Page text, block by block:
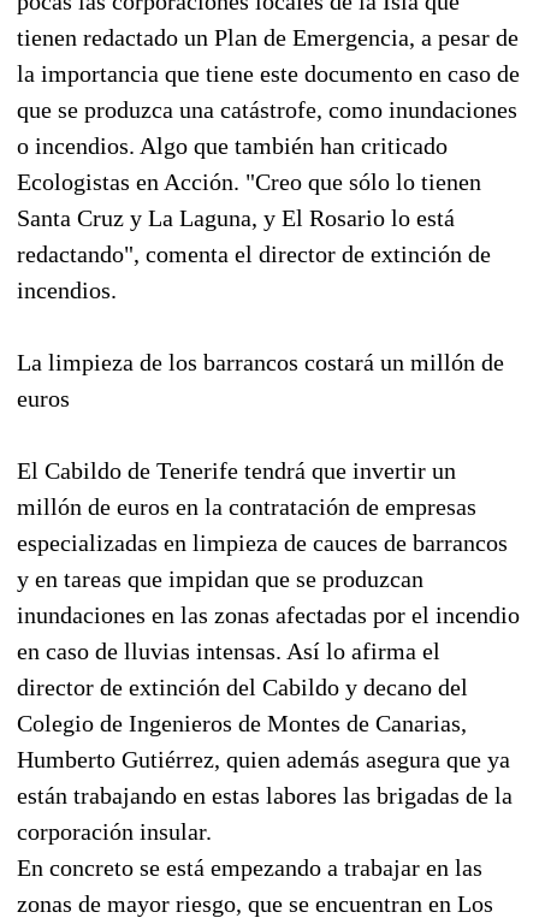
tienen redactado un Plan de Emergencia, a pesar de
la importancia que tiene este documento en caso de
que se produzca una catástrofe, como inundaciones
o incendios. Algo que también han criticado
Ecologistas en Acción. "Creo que sólo lo tienen
Santa Cruz y La Laguna, y El Rosario lo está
redactando", comenta el director de extinción de
incendios.
La limpieza de los barrancos costará un millón de
euros
El Cabildo de Tenerife tendrá que invertir un
millón de euros en la contratación de empresas
especializadas en limpieza de cauces de barrancos
y en tareas que impidan que se produzcan
inundaciones en las zonas afectadas por el incendio
en caso de lluvias intensas. Así lo afirma el
director de extinción del Cabildo y decano del
Colegio de Ingenieros de Montes de Canarias,
Humberto Gutiérrez, quien además asegura que ya
están trabajando en estas labores las brigadas de la
corporación insular.
En concreto se está empezando a trabajar en las
zonas de mayor riesgo, que se encuentran en Los